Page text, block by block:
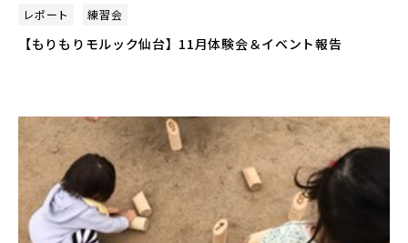
レポート
練習会
【もりもりモルック仙台】11月体験会＆イベント報告